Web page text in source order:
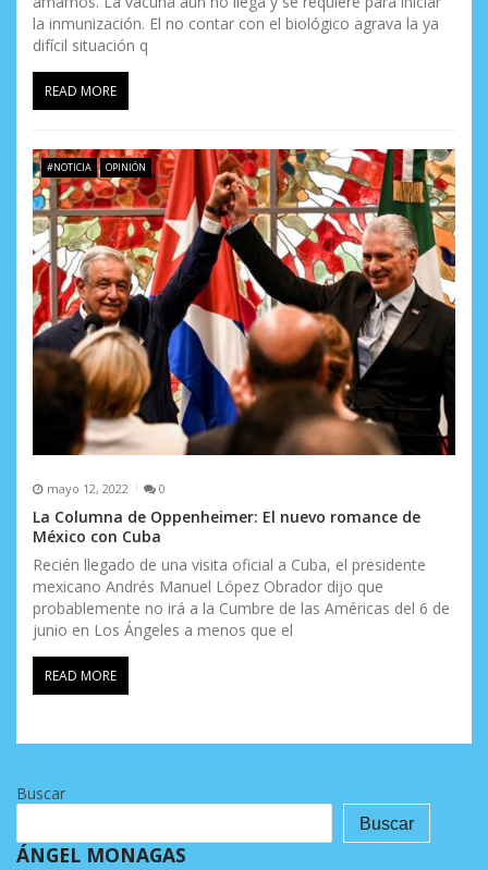
la inmunización. El no contar con el biológico agrava la ya
difícil situación q
READ MORE
#NOTICIA OPINIÓN
mayo 12, 2022 0
La Columna de Oppenheimer: El nuevo romance de
México con Cuba
Recién llegado de una visita oficial a Cuba, el presidente
mexicano Andrés Manuel López Obrador dijo que
probablemente no irá a la Cumbre de las Américas del 6 de
junio en Los Ángeles a menos que el
READ MORE
Buscar
Buscar
ÁNGEL MONAGAS